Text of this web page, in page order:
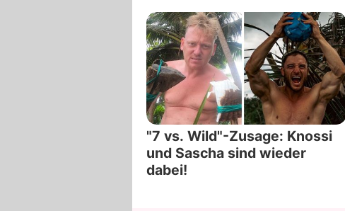
"7 vs. Wild"-Zusage: Knossi
und Sascha sind wieder
dabei!